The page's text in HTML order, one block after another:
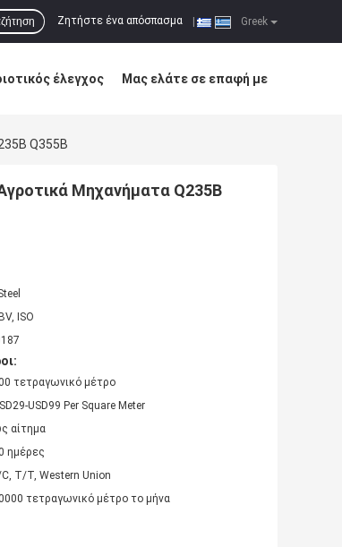
Greek
Ζητήστε ένα απόσπασμα
έλεγχος Μας ελάτε σε επαφή με
Q355B
Μηχανήματα Q235B
ISO
τετραγωνικό μέτρο
USD99 Per Square Meter
αίτημα
ημέρες
C, T/T, Western Union
τετραγωνικό μέτρο το μήνα